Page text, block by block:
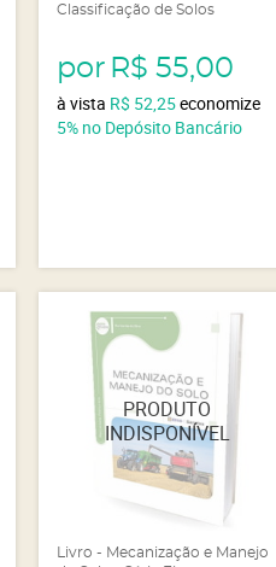
Classificação de Solos
por R$ 55,00
à vista R$ 52,25economize
5% no Depósito Bancário
Livro - Mecanização e Manejo